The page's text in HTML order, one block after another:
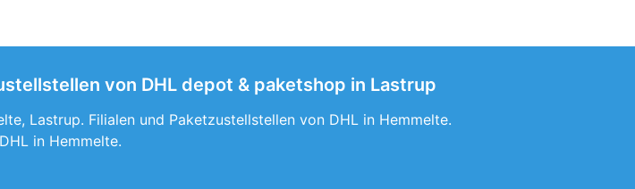
von DHL depot & paketshop in Lastrup
Lastrup. Filialen und Paketzustellstellen von DHL in Hemmelte.
in Hemmelte.